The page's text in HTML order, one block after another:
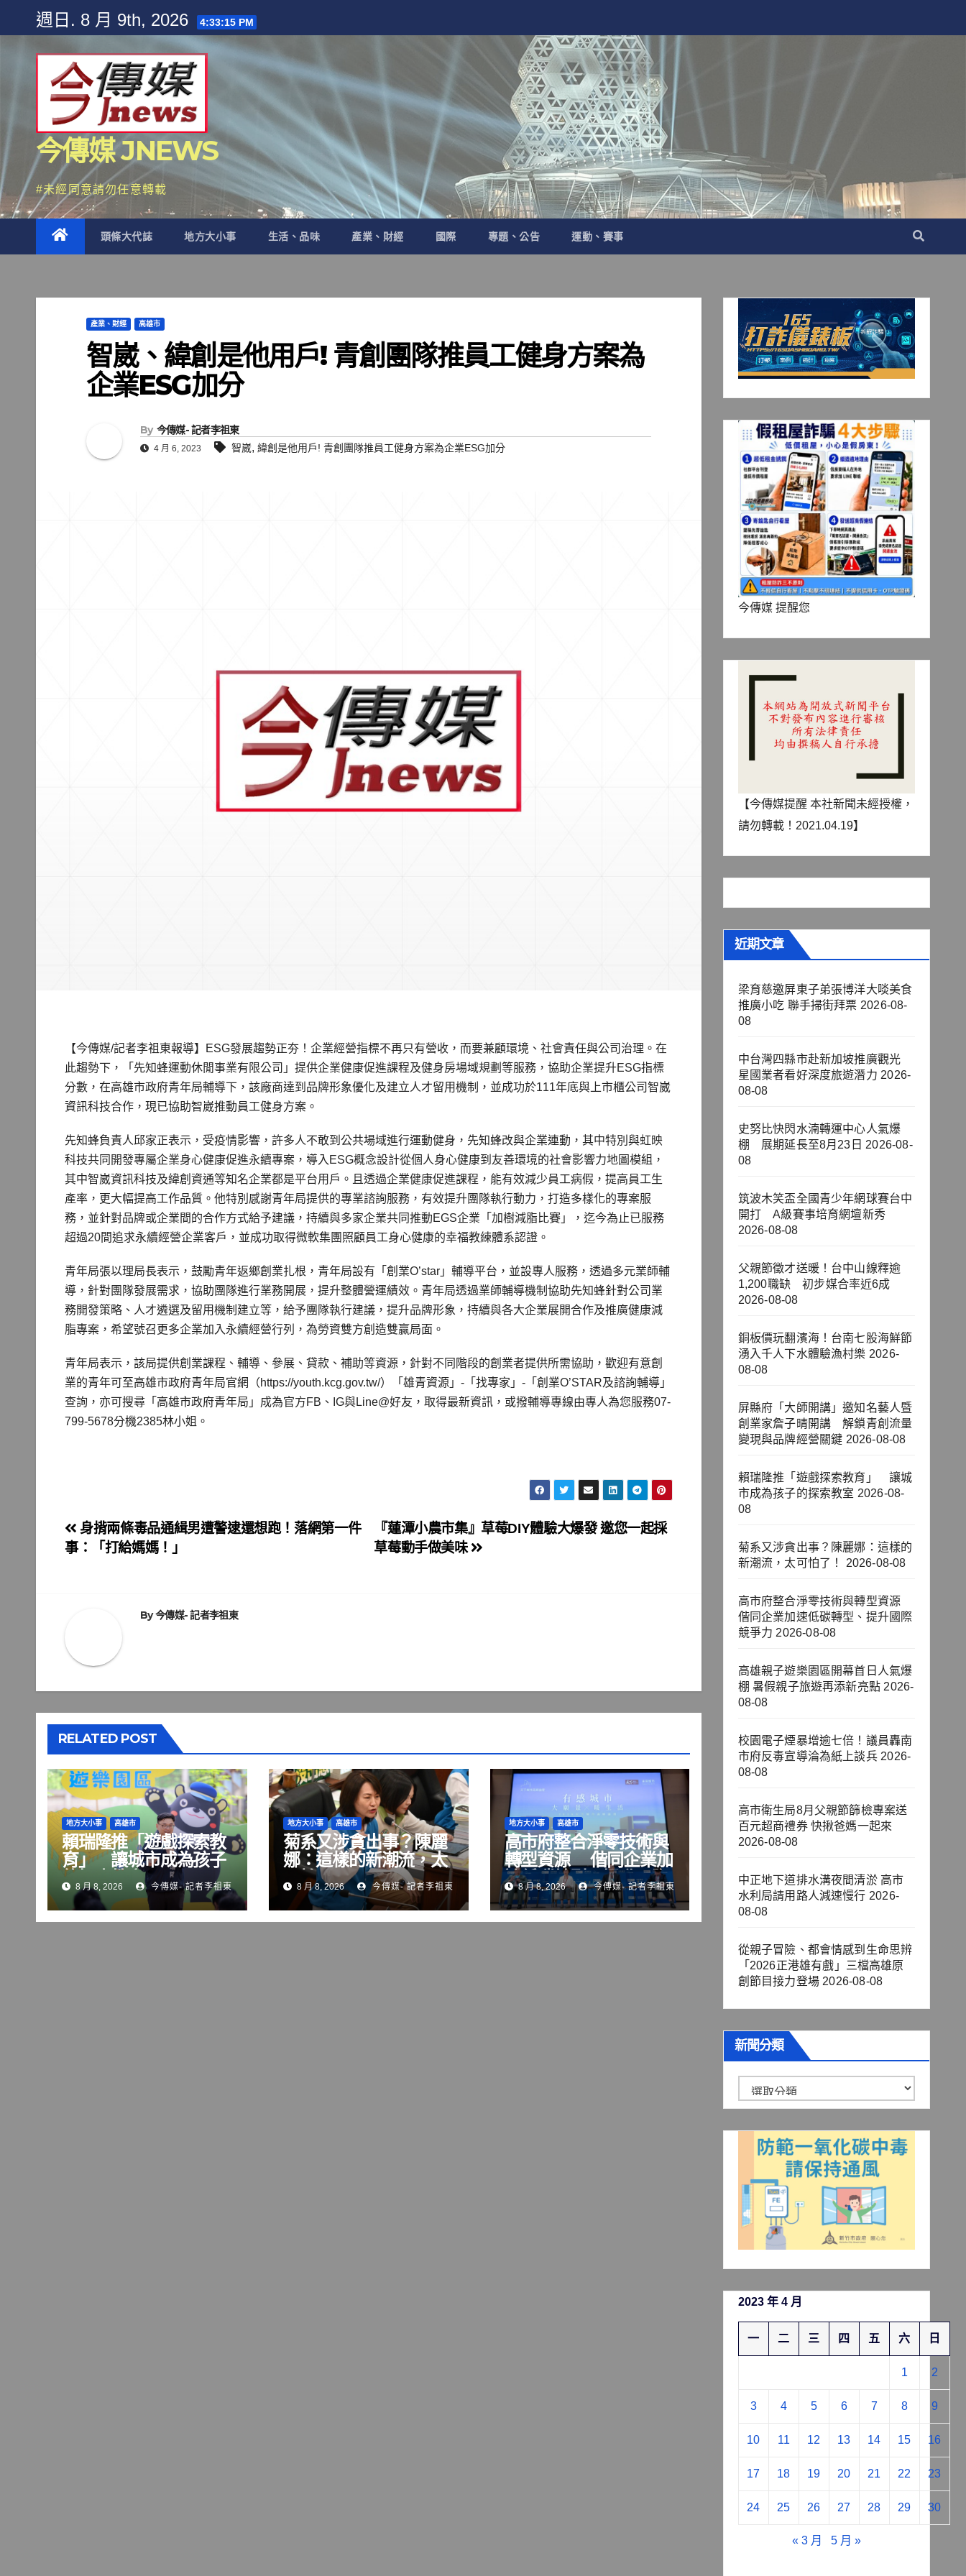
content
週日. 8 月 9th, 2026 4:33:17 PM
今傳媒 JNEWS
#未經同意請勿任意轉載
頭條大代誌 地方大小事 生活、品味 產業、財經 國際 專題、公告 運動、賽事
產業、財經 高雄市
智崴、緯創是他用戶! 青創團隊推員工健身方案為
企業ESG加分
By 今傳媒- 記者李祖東
4 月 6, 2023 智崴, 緯創是他用戶! 青創團隊推員工健身方案為企業ESG加分
【今傳媒/記者李祖東報導】ESG發展趨勢正夯！企業經營指標不再只有營收，而要兼顧環境、社會責任與公司治理。在
此趨勢下，「先知蜂運動休閒事業有限公司」提供企業健康促進課程及健身房場域規劃等服務，協助企業提升ESG指標
分數，在高雄市政府青年局輔導下，該廠商達到品牌形象優化及建立人才留用機制，並成功於111年底與上市櫃公司智崴
資訊科技合作，現已協助智崴推動員工健身方案。
先知蜂負責人邱家正表示，受疫情影響，許多人不敢到公共場域進行運動健身，先知蜂改與企業連動，其中特別與虹映
科技共同開發專屬企業身心健康促進永續專案，導入ESG概念設計從個人身心健康到友善環境的社會影響力地圖模組，
其中智崴資訊科技及緯創資通等知名企業都是平台用戶。且透過企業健康促進課程，能有效減少員工病假，提高員工生
產率，更大幅提高工作品質。他特別感謝青年局提供的專業諮詢服務，有效提升團隊執行動力，打造多樣化的專案服
務，並針對品牌或企業間的合作方式給予建議，持續與多家企業共同推動EGS企業「加樹減脂比賽」，迄今為止已服務
超過20間追求永續經營企業客戶，並成功取得微軟集團照顧員工身心健康的幸福教練體系認證。
青年局張以理局長表示，鼓勵青年返鄉創業扎根，青年局設有「創業O’star」輔導平台，並設專人服務，透過多元業師輔
導，針對團隊發展需求，協助團隊進行業務開展，提升整體營運績效。青年局透過業師輔導機制協助先知蜂針對公司業
務開發策略、人才遴選及留用機制建立等，給予團隊執行建議，提升品牌形象，持續與各大企業展開合作及推廣健康減
脂專案，希望號召更多企業加入永續經營行列，為勞資雙方創造雙贏局面。
青年局表示，該局提供創業課程、輔導、參展、貸款、補助等資源，針對不同階段的創業者提供所需協助，歡迎有意創
業的青年可至高雄市政府青年局官網（https://youth.kcg.gov.tw/）「雄青資源」-「找專家」-「創業O’STAR及諮詢輔導」
查詢，亦可搜尋「高雄市政府青年局」成為官方FB、IG與Line@好友，取得最新資訊，或撥輔導專線由專人為您服務07-
799-5678分機2385林小姐。
文
章
『蓮潭小農市集』草莓DIY體驗大爆發 邀您一起採
草莓動手做美味
身揹兩條毒品通緝男遭警逮還想跑！落網第一件
事：「打給媽媽！」
By今傳媒- 記者李祖東
RELATED POST
地方大小事 高雄市
賴瑞隆推「遊戲探索教
育」 讓城市成為孩子
的探索教室
8 月 8, 2026 今傳媒- 記者李祖東
地方大小事 高雄市
菊系又涉貪出事？陳麗
娜：這樣的新潮流，太
可怕了！
8 月 8, 2026 今傳媒- 記者李祖東
地方大小事 高雄市
高市府整合淨零技術與
轉型資源 偕同企業加
速低碳轉型、提升國際
競爭力
8 月 8, 2026 今傳媒- 記者李祖東
今傳媒 提醒您
【今傳媒提醒 本社新聞未經授權，
請勿轉載！2021.04.19】
近期文章
梁育慈邀屏東子弟張博洋大啖美食
推廣小吃 聯手掃街拜票 2026-08-
08
中台灣四縣市赴新加坡推廣觀光
星國業者看好深度旅遊潛力 2026-
08-08
史努比快閃水湳轉運中心人氣爆
棚 展期延長至8月23日 2026-08-
08
筑波木笑盃全國青少年網球賽台中
開打 A級賽事培育網壇新秀
2026-08-08
父親節徵才送暖！台中山線釋逾
1,200職缺 初步媒合率近6成
2026-08-08
銅板價玩翻濱海！台南七股海鮮節
湧入千人下水體驗漁村樂 2026-
08-08
屏縣府「大師開講」邀知名藝人暨
創業家詹子晴開講 解鎖青創流量
變現與品牌經營關鍵 2026-08-08
賴瑞隆推「遊戲探索教育」 讓城
市成為孩子的探索教室 2026-08-
08
菊系又涉貪出事？陳麗娜：這樣的
新潮流，太可怕了！
2026-08-08
高市府整合淨零技術與轉型資源
偕同企業加速低碳轉型、提升國際
競爭力 2026-08-08
高雄親子遊樂園區開幕首日人氣爆
棚 暑假親子旅遊再添新亮點 2026-
08-08
校園電子煙暴增逾七倍！議員轟南
市府反毒宣導淪為紙上談兵 2026-
08-08
高市衛生局8月父親節篩檢專案送
百元超商禮券 快揪爸媽一起來
2026-08-08
中正地下道排水溝夜間清淤 高市
水利局請用路人減速慢行 2026-
08-08
從親子冒險、都會情感到生命思辨
「2026正港雄有戲」三檔高雄原
創節目接力登場 2026-08-08
新聞分類
聞
分
2023 年 4 月
一 二 三 四 五 六 日
1 2
3 4 5 6 7 8 9
10 11 12 13 14 15 16
17 18 19 20 21 22 23
24 25 26 27 28 29 30
« 3 月 5 月 »